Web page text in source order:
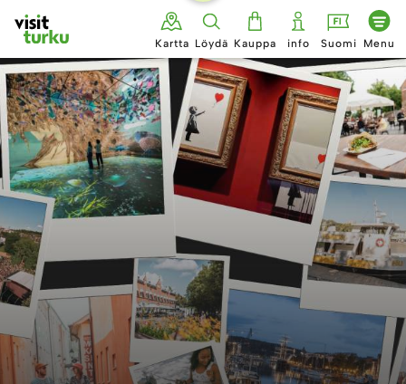
Siirry
sisältöön
Kartta Löydä Kauppa info Suomi Menu